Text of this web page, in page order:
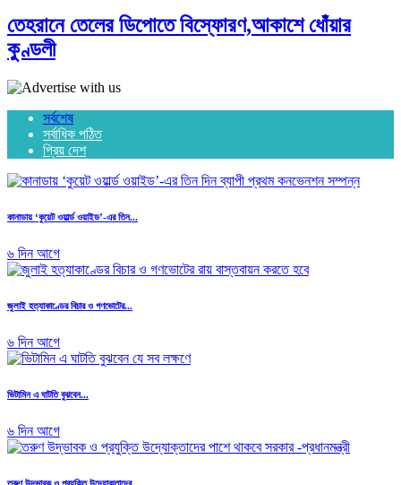
তেহরানে তেলের ডিপোতে বিস্ফোরণ,আকাশে ধোঁয়ার
কুণ্ডলী
সর্বশেষ
সর্বাধিক পঠিত
প্রিয় দেশ
কানাডায় ‘কুয়েট ওয়ার্ল্ড ওয়াইড’-এর তিন...
৬ দিন আগে
জুলাই হত্যাকাণ্ডের বিচার ও গণভোটের...
৬ দিন আগে
ভিটামিন এ ঘাটতি বুঝবেন...
৬ দিন আগে